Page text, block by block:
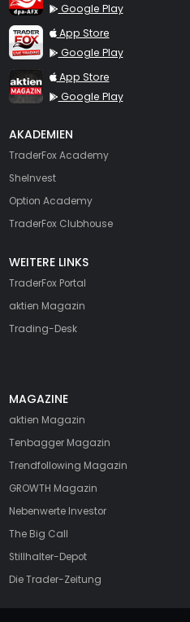
Google Play
TraderFox Live Trading
App Store
Google Play
TraderFox aktien Magazin
App Store
Google Play
AKADEMIEN
TraderFox Academy
SheInvest
Option Academy
TraderFox Clubhouse
WEITERE LINKS
TraderFox Portal
aktien Magazin
Trading-Desk
MAGAZINE
aktien Magazin
Tenbagger Magazin
Trendfollowing Magazin
GROWTH Magazin
Nebenwerte Investor
The Big Call
Stillhalter-Depot
Die Trader-Zeitung